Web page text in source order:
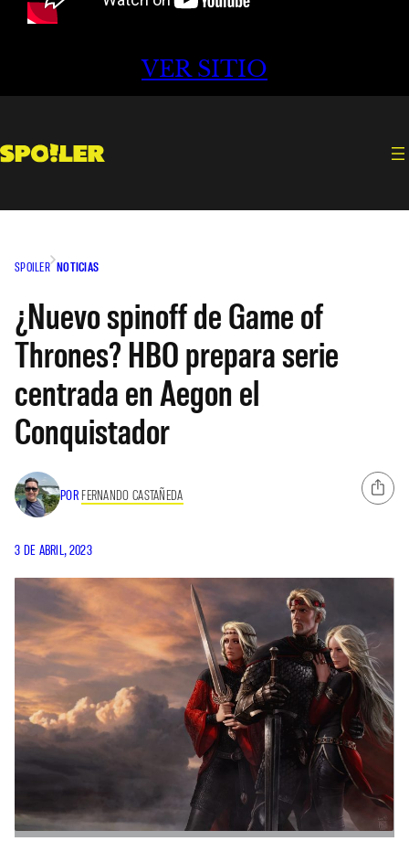
VER SITIO
SPOILER NOTICIAS
¿Nuevo spinoff de Game of
Thrones? HBO prepara serie
centrada en Aegon el
Conquistador
POR FERNANDO CASTAÑEDA
3 DE ABRIL, 2023